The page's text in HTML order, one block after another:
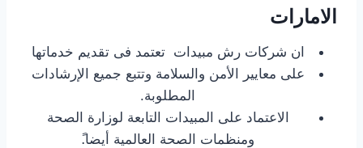
الامارات
ان شركات رش مبيدات تعتمد فى تقديم خدماتها
على معايير الأمن والسلامة وتتبع جميع الإرشادات
المطلوبة.
الاعتماد على المبيدات التابعة لوزارة الصحة
ومنظمات الصحة العالمية أيضا.ً